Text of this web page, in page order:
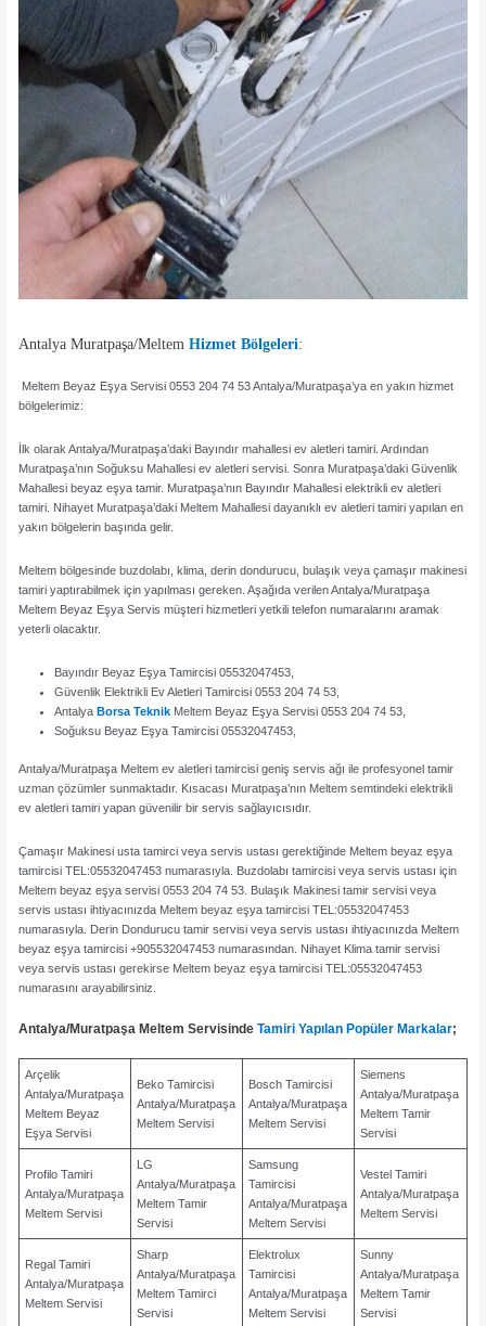
Antalya Muratpaşa/Meltem Hizmet Bölgeleri:
Meltem Beyaz Eşya Servisi 0553 204 74 53 Antalya/Muratpaşa’ya en yakın hizmet
bölgelerimiz:
İlk olarak Antalya/Muratpaşa’daki Bayındır mahallesi ev aletleri tamiri. Ardından
Muratpaşa’nın Soğuksu Mahallesi ev aletleri servisi. Sonra Muratpaşa’daki Güvenlik
Mahallesi beyaz eşya tamir. Muratpaşa’nın Bayındır Mahallesi elektrikli ev aletleri
tamiri. Nihayet Muratpaşa’daki Meltem Mahallesi dayanıklı ev aletleri tamiri yapılan en
yakın bölgelerin başında gelir.
Meltem bölgesinde buzdolabı, klima, derin dondurucu, bulaşık veya çamaşır makinesi
tamiri yaptırabilmek için yapılması gereken. Aşağıda verilen Antalya/Muratpaşa
Meltem Beyaz Eşya Servis müşteri hizmetleri yetkili telefon numaralarını aramak
yeterli olacaktır.
Bayındır Beyaz Eşya Tamircisi 05532047453,
Güvenlik Elektrikli Ev Aletleri Tamircisi 0553 204 74 53,
Antalya Borsa TeknikMeltem Beyaz Eşya Servisi 0553 204 74 53,
Soğuksu Beyaz Eşya Tamircisi 05532047453,
Antalya/Muratpaşa Meltem ev aletleri tamircisi geniş servis ağı ile profesyonel tamir
uzman çözümler sunmaktadır. Kısacası Muratpaşa’nın Meltem semtindeki elektrikli
ev aletleri tamiri yapan güvenilir bir servis sağlayıcısıdır.
Çamaşır Makinesi usta tamirci veya servis ustası gerektiğinde Meltem beyaz eşya
tamircisi TEL:05532047453 numarasıyla. Buzdolabı tamircisi veya servis ustası için
Meltem beyaz eşya servisi 0553 204 74 53. Bulaşık Makinesi tamir servisi veya
servis ustası ihtiyacınızda Meltem beyaz eşya tamircisi TEL:05532047453
numarasıyla. Derin Dondurucu tamir servisi veya servis ustası ihtiyacınızda Meltem
beyaz eşya tamircisi +905532047453 numarasından. Nihayet Klima tamir servisi
veya servis ustası gerekirse Meltem beyaz eşya tamircisi TEL:05532047453
numarasını arayabilirsiniz.
Antalya/Muratpaşa Meltem Servisinde Tamiri Yapılan Popüler Markalar;
Arçelik
Antalya/Muratpaşa
Meltem Beyaz
Eşya Servisi
Beko Tamircisi
Antalya/Muratpaşa
Meltem Servisi
Bosch Tamircisi
Antalya/Muratpaşa
Meltem Servisi
Siemens
Antalya/Muratpaşa
Meltem Tamir
Servisi
Profilo Tamiri
Antalya/Muratpaşa
Meltem Servisi
LG
Antalya/Muratpaşa
Meltem Tamir
Servisi
Samsung
Tamircisi
Antalya/Muratpaşa
Meltem Servisi
Vestel Tamiri
Antalya/Muratpaşa
Meltem Servisi
Regal Tamiri
Antalya/Muratpaşa
Meltem Servisi
Sharp
Antalya/Muratpaşa
Meltem Tamirci
Servisi
Elektrolux
Tamircisi
Antalya/Muratpaşa
Meltem Servisi
Sunny
Antalya/Muratpaşa
Meltem Tamir
Servisi